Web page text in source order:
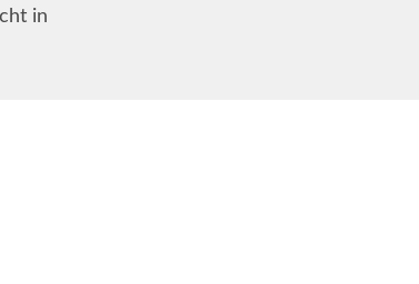
in